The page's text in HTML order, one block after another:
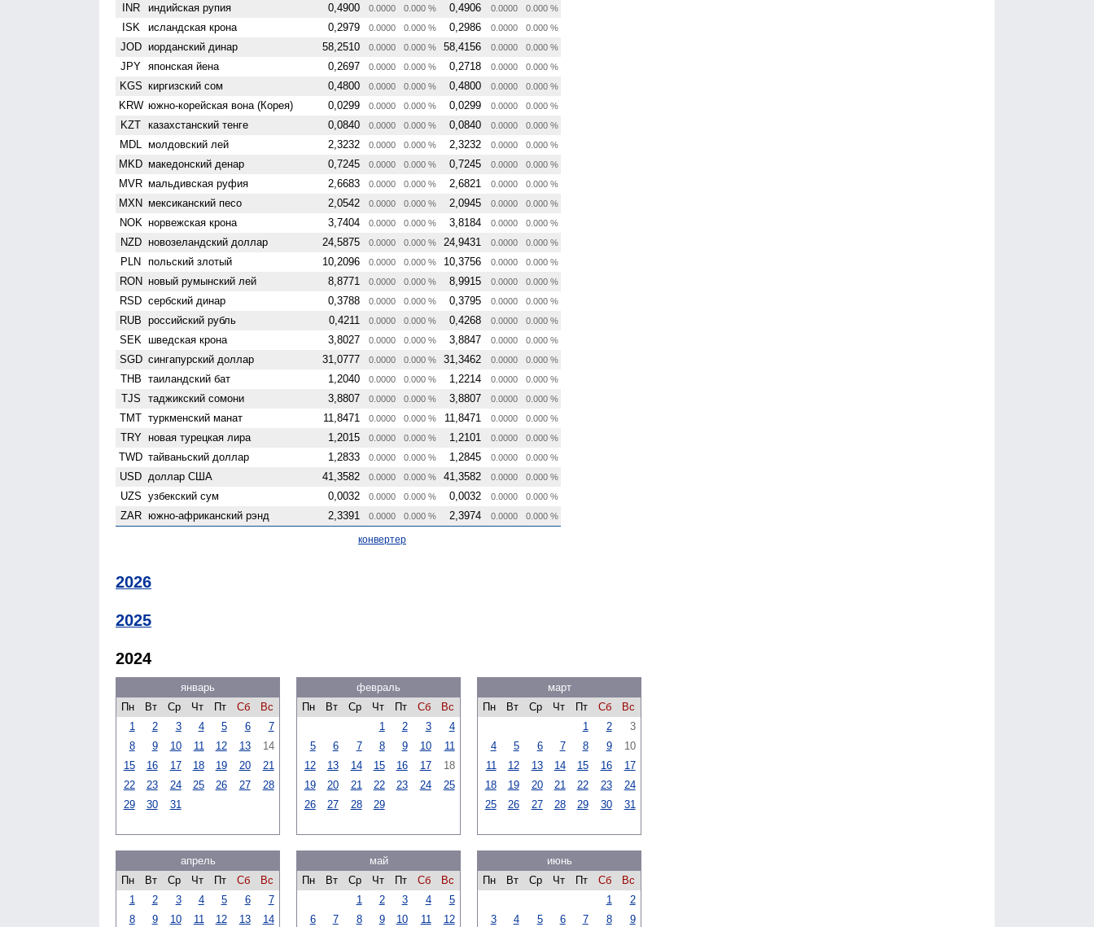
INR индийская рупия 0,4900 0.0000 0.000 % 0,4906 0.0000 0.000 %
ISK исландская крона 0,2979 0.0000 0.000 % 0,2986 0.0000 0.000 %
JOD иорданский динар 58,2510 0.0000 0.000 % 58,4156 0.0000 0.000 %
JPY японская йена 0,2697 0.0000 0.000 % 0,2718 0.0000 0.000 %
KGS киргизский сом 0,4800 0.0000 0.000 % 0,4800 0.0000 0.000 %
KRW южно-корейская вона (Корея) 0,0299 0.0000 0.000 % 0,0299 0.0000 0.000 %
KZT казахстанский тенге 0,0840 0.0000 0.000 % 0,0840 0.0000 0.000 %
MDL молдовский лей 2,3232 0.0000 0.000 % 2,3232 0.0000 0.000 %
MKD македонский денар 0,7245 0.0000 0.000 % 0,7245 0.0000 0.000 %
MVR мальдивская руфия 2,6683 0.0000 0.000 % 2,6821 0.0000 0.000 %
MXN мексиканский песо 2,0542 0.0000 0.000 % 2,0945 0.0000 0.000 %
NOK норвежская крона 3,7404 0.0000 0.000 % 3,8184 0.0000 0.000 %
NZD ново­зеландский доллар 24,5875 0.0000 0.000 % 24,9431 0.0000 0.000 %
PLN польский злотый 10,2096 0.0000 0.000 % 10,3756 0.0000 0.000 %
RON новый румынский лей 8,8771 0.0000 0.000 % 8,9915 0.0000 0.000 %
RSD сербский динар 0,3788 0.0000 0.000 % 0,3795 0.0000 0.000 %
RUB российский рубль 0,4211 0.0000 0.000 % 0,4268 0.0000 0.000 %
SEK шведская крона 3,8027 0.0000 0.000 % 3,8847 0.0000 0.000 %
SGD сингапурский доллар 31,0777 0.0000 0.000 % 31,3462 0.0000 0.000 %
THB таиландский бат 1,2040 0.0000 0.000 % 1,2214 0.0000 0.000 %
TJS таджикский сомони 3,8807 0.0000 0.000 % 3,8807 0.0000 0.000 %
TMT туркменский манат 11,8471 0.0000 0.000 % 11,8471 0.0000 0.000 %
TRY новая турецкая лира 1,2015 0.0000 0.000 % 1,2101 0.0000 0.000 %
TWD тайваньский доллар 1,2833 0.0000 0.000 % 1,2845 0.0000 0.000 %
USD доллар США 41,3582 0.0000 0.000 % 41,3582 0.0000 0.000 %
UZS узбекский сум 0,0032 0.0000 0.000 % 0,0032 0.0000 0.000 %
ZAR южно-африканский рэнд 2,3391 0.0000 0.000 % 2,3974 0.0000 0.000 %
конвертер
2026
2025
2024
январь
Пн
Вт Ср Чт Пт Сб
Вс
1
2 3 4 5 6
7
8
9 10 11 12 13
14
15
16 17 18 19 20
21
22
23 24 25 26 27
28
29
30 31
февраль
Пн
Вт Ср Чт Пт Сб
Вс
1
2 3
4
5
6 7 8 9 10
11
12
13 14 15 16 17
18
19
20 21 22 23 24
25
26
27 28 29
март
Пн
Вт Ср Чт Пт Сб
Вс
1
2
3
4
5 6 7 8 9
10
11
12 13 14 15 16
17
18
19 20 21 22 23
24
25
26 27 28 29 30 31
апрель
Пн
Вт Ср Чт Пт Сб
Вс
1
2 3 4 5 6
7
8
9 10 11 12 13
14
май
Пн
Вт Ср Чт Пт Сб
Вс
1
2 3 4
5
6
7 8 9 10 11
12
июнь
Пн
Вт Ср Чт Пт Сб
Вс
1
2
3
4 5 6 7 8
9